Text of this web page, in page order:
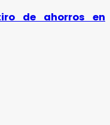
de ahorros en